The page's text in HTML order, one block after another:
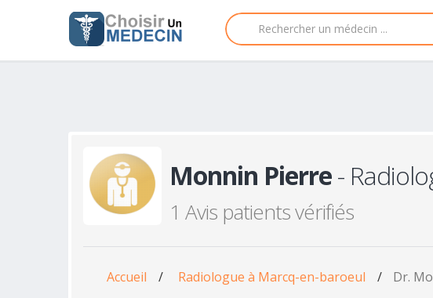
Monnin Pierre-
1 Avis patients vérifiés
Accueil / Radiologue à Marcq-en-baroeul / Dr.